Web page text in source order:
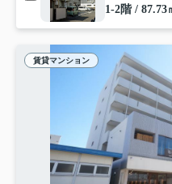
1-2階 /
賃貸マンション